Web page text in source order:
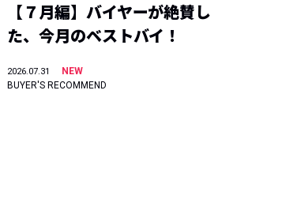
【７月編】バイヤーが絶賛し
た、今月のベストバイ！
2026.07.31
NEW
BUYER'S RECOMMEND